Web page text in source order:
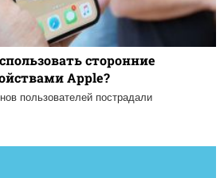
сторонние
Apple?
пользователей пострадали